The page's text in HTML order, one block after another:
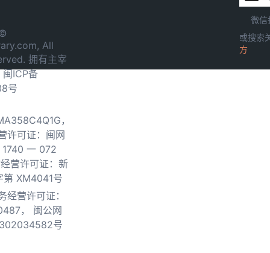
All
拥有主宰
闽ICP备
号
，
许可证：闽网
一 072
营许可证：新
第 XM4041号
经营许可证：
，
闽公网
号
微信
或搜索
方